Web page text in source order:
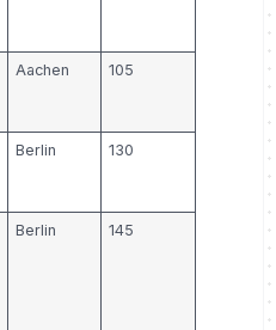
Aachen 105
Berlin 130
Berlin 145